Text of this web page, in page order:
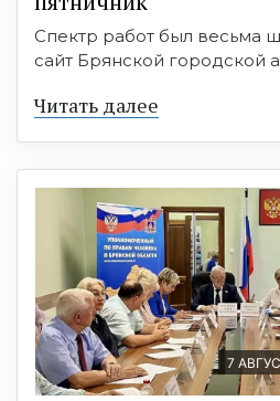
Спектр работ был весьма
сайт Брянской городской
Читать далее
7